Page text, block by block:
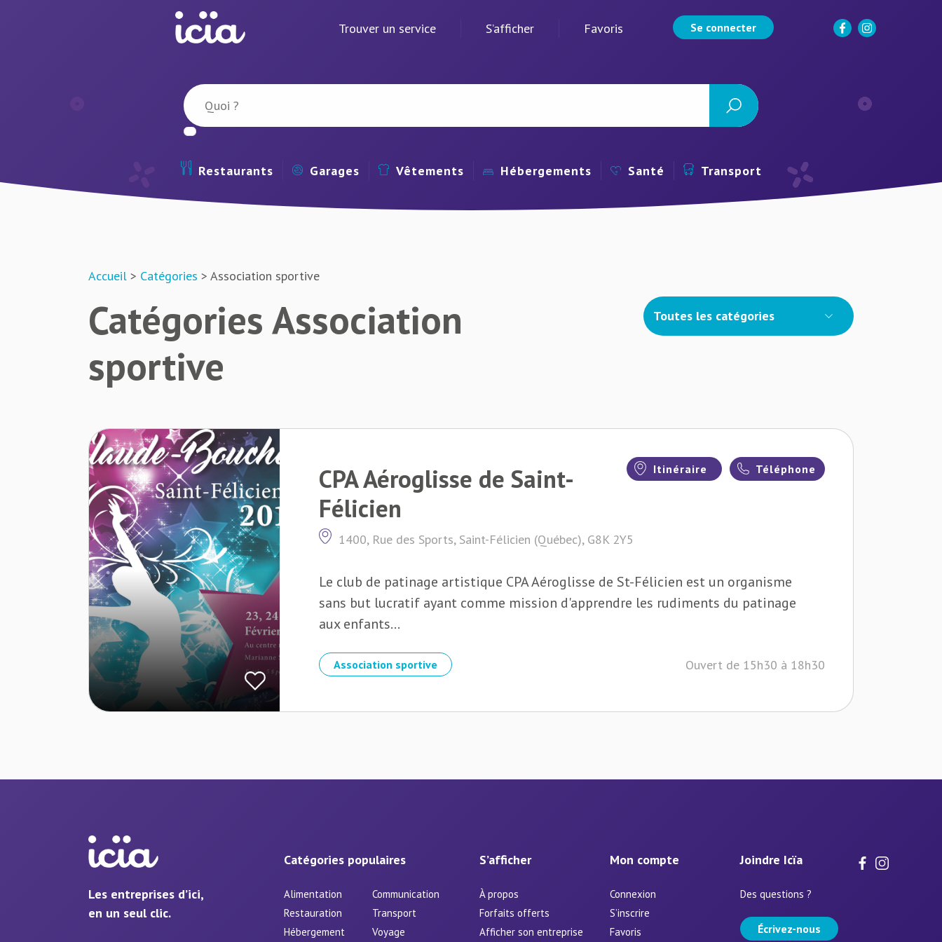
Se connecter
Trouver un service S’afficher Favoris
Restaurants Garages Vêtements Hébergements Santé Transport
Accueil > Catégories > Association sportive
Catégories Association
sportive
Toutes les catégories
CPA Aéroglisse de Saint-
Félicien
1400, Rue des Sports, Saint-Félicien (Québec), G8K 2Y5
Téléphone
Itinéraire
Le club de patinage artistique CPA Aéroglisse de St-Félicien est un organisme
sans but lucratif ayant comme mission d'apprendre les rudiments du patinage
aux enfants...
Association sportive Ouvert de 15h30 à 18h30
Les entreprises d’ici,
en un seul clic.
Catégories populaires
Alimentation
Communication
Restauration
Transport
Hébergement
Voyage
S’afficher
À propos
Forfaits offerts
Afficher son entreprise
Mon compte
Connexion
S’inscrire
Favoris
Joindre Icïa
Des questions ?
Écrivez-nous